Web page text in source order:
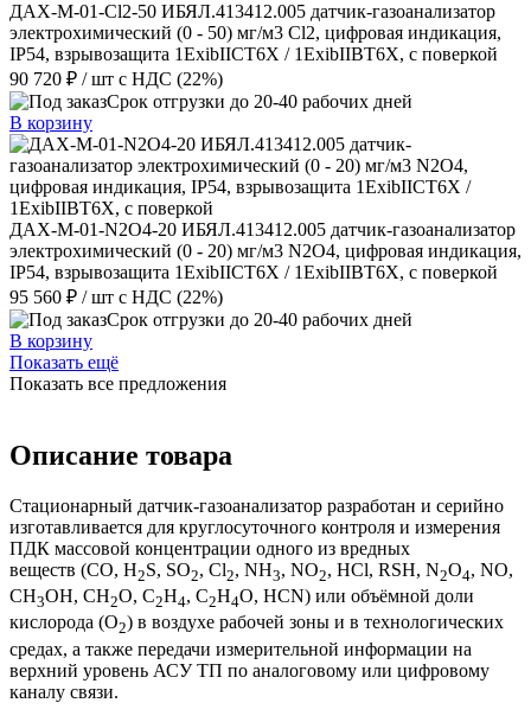
ДАХ-М-01-Cl2-50 ИБЯЛ.413412.005 датчик-газоанализатор
электрохимический (0 - 50) мг/м3 Cl2, цифровая индикация,
IP54, взрывозащита 1ExibIICT6X / 1ExibIIBT6X, с поверкой
90 720 ₽ / шт с НДС (22%)
Срок отгрузки до 20-40 рабочих дней
В корзину
ДАХ-М-01-N2O4-20 ИБЯЛ.413412.005 датчик-газоанализатор
электрохимический (0 - 20) мг/м3 N2O4, цифровая индикация,
IP54, взрывозащита 1ExibIICT6X / 1ExibIIBT6X, с поверкой
95 560 ₽ / шт с НДС (22%)
Срок отгрузки до 20-40 рабочих дней
В корзину
Показать ещё
Показать все предложения
Описание товара
Стационарный датчик-газоанализатор разработан и серийно
изготавливается для круглосуточного контроля и измерения
ПДК массовой концентрации одного из вредных
веществ (CO, H2S, SO2, Cl2, NH3, NO2, HCl, RSH, N2O4, NO,
СН3ОН, СН2О, С2Н4, С2Н4О, HСN) или объёмной доли
кислорода (O2) в воздухе рабочей зоны и в технологических
средах, а также передачи измерительной информации на
верхний уровень АСУ ТП по аналоговому или цифровому
каналу связи.